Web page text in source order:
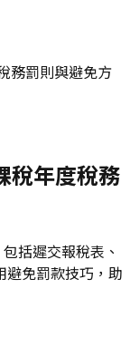
務罰則與避免方
稅年度稅務
括遲交報稅表、
避免罰款技巧，助